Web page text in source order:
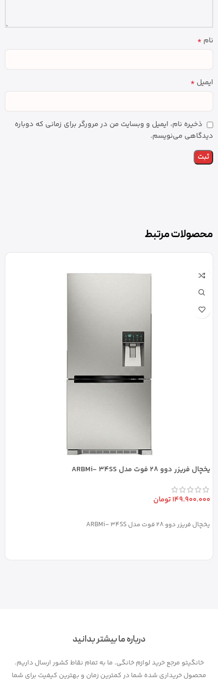
نام *
ایمیل *
ذخیره نام، ایمیل و وبسایت من در مرورگر برای زمانی که دوباره
دیدگاهی می‌نویسم.
محصولات مرتبط
یخچال فریزر دوو 28 فوت مدل ARBMi- 34SS
149.900.000تومان
یخچال فریزر دوو 28 فوت مدل ARBMi- 34SS
درباره ما بیشتر بدانید
خانگیتو مرجع خرید لوازم خانگی. ما به تمام نقاط کشور ارسال داریم.
محصول خریداری شده شما در کمترین زمان و بهترین کیفیت برای شما